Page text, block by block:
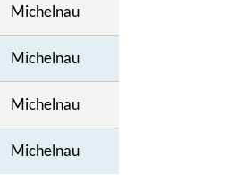
Michelnau
Michelnau
Michelnau
Michelnau